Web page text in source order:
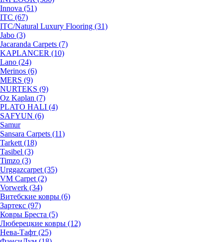
Innova (51)
ITC (67)
ITC/Natural Luxury Flooring (31)
Jabo (3)
Jacaranda Carpets (7)
KAPLANCER (10)
Lano (24)
Merinos (6)
MERS (9)
NURTEKS (9)
Oz Kaplan (7)
PLATO HALI (4)
SAFYUN (6)
Samur
Sansara Carpets (11)
Tarkett (18)
Tasibel (3)
Timzo (3)
Urggazcarpet (35)
VM Carpet (2)
Vorwerk (34)
Витебские ковры (6)
Зартекс (97)
Ковры Бреста (5)
Люберецкие ковры (12)
Нева-Тафт (25)